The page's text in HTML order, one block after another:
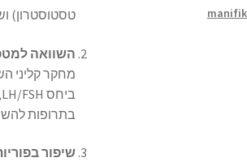
טסטוסטרון)
השוואה
בתרופות
שיפור